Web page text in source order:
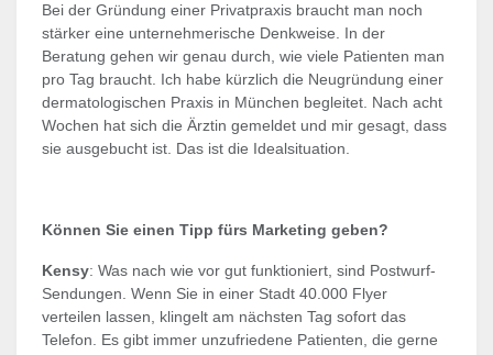
Bei der Gründung einer Privatpraxis braucht man noch
stärker eine unternehmerische Denkweise. In der
Beratung gehen wir genau durch, wie viele Patienten man
pro Tag braucht. Ich habe kürzlich die Neugründung einer
dermatologischen Praxis in München begleitet. Nach acht
Wochen hat sich die Ärztin gemeldet und mir gesagt, dass
sie ausgebucht ist. Das ist die Idealsituation.
Können Sie einen Tipp fürs Marketing geben?
Kensy: Was nach wie vor gut funktioniert, sind Postwurf-
Sendungen. Wenn Sie in einer Stadt 40.000 Flyer
verteilen lassen, klingelt am nächsten Tag sofort das
Telefon. Es gibt immer unzufriedene Patienten, die gerne